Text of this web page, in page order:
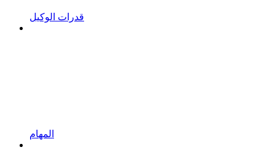
قدرات الوكيل
المهام